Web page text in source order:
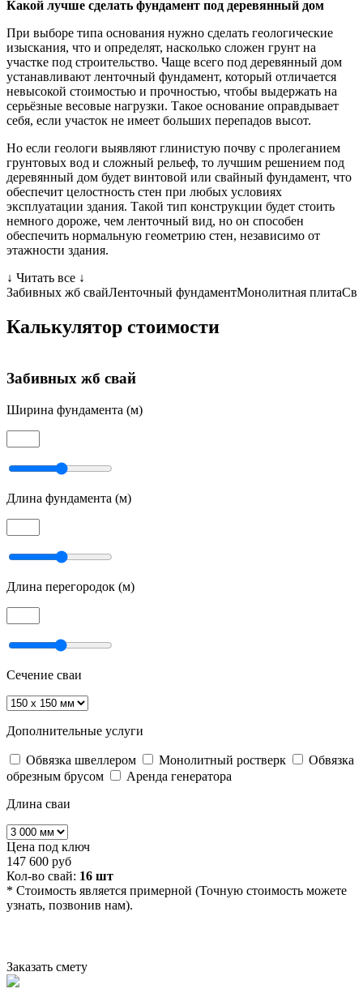
Какой лучше сделать фундамент под деревянный дом
При выборе типа основания нужно сделать геологические
изыскания, что и определят, насколько сложен грунт на
участке под строительство. Чаще всего под деревянный дом
устанавливают ленточный фундамент, который отличается
невысокой стоимостью и прочностью, чтобы выдержать на
серьёзные весовые нагрузки. Такое основание оправдывает
себя, если участок не имеет больших перепадов высот.
Но если геологи выявляют глинистую почву с пролеганием
грунтовых вод и сложный рельеф, то лучшим решением под
деревянный дом будет винтовой или свайный фундамент, что
обеспечит целостность стен при любых условиях
эксплуатации здания. Такой тип конструкции будет стоить
немного дороже, чем ленточный вид, но он способен
обеспечить нормальную геометрию стен, независимо от
этажности здания.
↓ Читать все ↓
Забивных жб свайЛенточный фундаментМонолитная плита
Калькулятор стоимости
Забивных жб свай
Ширина фундамента (м)
Длина фундамента (м)
Длина перегородок (м)
Сечение сваи
Дополнительные услуги
Обвязка швеллером Монолитный ростверк
Обвязка
обрезным брусом
Аренда генератора
Длина сваи
Цена под ключ
147 600 руб
Кол-во свай: 16 шт
* Стоимость является примерной (Точную стоимость можете
узнать, позвонив нам).
Заказать смету